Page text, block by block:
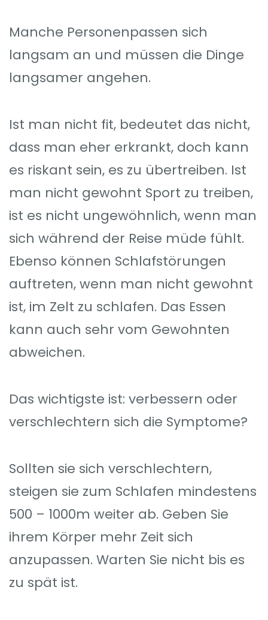
Manche Personenpassen sich
langsam an und müssen die Dinge
langsamer angehen.
Ist man nicht fit, bedeutet das nicht,
dass man eher erkrankt, doch kann
es riskant sein, es zu übertreiben. Ist
man nicht gewohnt Sport zu treiben,
ist es nicht ungewöhnlich, wenn man
sich während der Reise müde fühlt.
Ebenso können Schlafstörungen
auftreten, wenn man nicht gewohnt
ist, im Zelt zu schlafen. Das Essen
kann auch sehr vom Gewohnten
abweichen.
Das wichtigste ist: verbessern oder
verschlechtern sich die Symptome?
Sollten sie sich verschlechtern,
steigen sie zum Schlafen mindestens
500 – 1000m weiter ab. Geben Sie
ihrem Körper mehr Zeit sich
anzupassen. Warten Sie nicht bis es
zu spät ist.